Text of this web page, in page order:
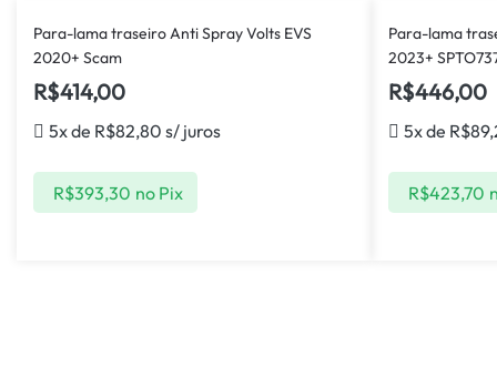
Para-lama traseiro Anti Spray Volts EVS
2020+ Scam
R$414,00
5x de R$82,80 s/ juros
R$393,30 no Pix
Para-lama
2023+
R$446,00
5x de R$
R$423,70